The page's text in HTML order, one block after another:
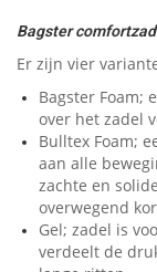
Bagster
Er zijn vier
Bagster Foam;
over het zadel
Bulltex Foam;
aan alle
zachte en
overwegend
Gel; zadel is
verdeelt de